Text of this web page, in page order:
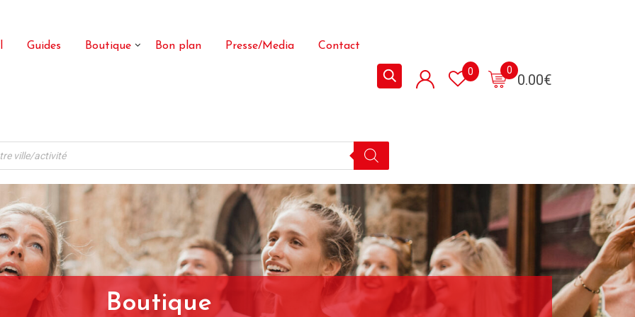
Guides Boutique Bon plan Presse/Media Contact
0.00€
0
0
Boutique